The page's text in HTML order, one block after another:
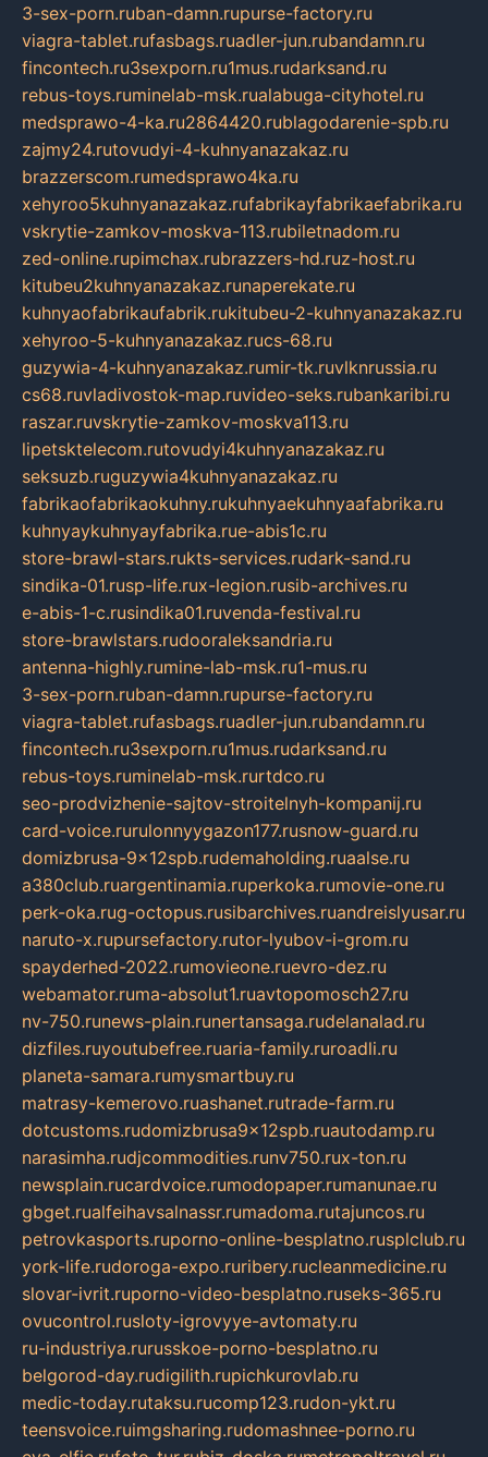
3-sex-porn.ruban-damn.rupurse-factory.ru
viagra-tablet.rufasbags.ruadler-jun.rubandamn.ru
fincontech.ru3sexporn.ru1mus.rudarksand.ru
rebus-toys.ruminelab-msk.rualabuga-cityhotel.ru
medsprawo-4-ka.ru2864420.rublagodarenie-spb.ru
zajmy24.rutovudyi-4-kuhnyanazakaz.ru
brazzerscom.rumedsprawo4ka.ru
xehyroo5kuhnyanazakaz.rufabrikayfabrikaefabrika.ru
vskrytie-zamkov-moskva-113.rubiletnadom.ru
zed-online.rupimchax.rubrazzers-hd.ruz-host.ru
kitubeu2kuhnyanazakaz.runaperekate.ru
kuhnyaofabrikaufabrik.rukitubeu-2-kuhnyanazakaz.ru
xehyroo-5-kuhnyanazakaz.rucs-68.ru
guzywia-4-kuhnyanazakaz.rumir-tk.ruvlknrussia.ru
cs68.ruvladivostok-map.ruvideo-seks.rubankaribi.ru
raszar.ruvskrytie-zamkov-moskva113.ru
lipetsktelecom.rutovudyi4kuhnyanazakaz.ru
seksuzb.ruguzywia4kuhnyanazakaz.ru
fabrikaofabrikaokuhny.rukuhnyaekuhnyaafabrika.ru
kuhnyaykuhnyayfabrika.rue-abis1c.ru
store-brawl-stars.rukts-services.rudark-sand.ru
sindika-01.rusp-life.rux-legion.rusib-archives.ru
e-abis-1-c.rusindika01.ruvenda-festival.ru
store-brawlstars.rudooraleksandria.ru
antenna-highly.rumine-lab-msk.ru1-mus.ru
3-sex-porn.ruban-damn.rupurse-factory.ru
viagra-tablet.rufasbags.ruadler-jun.rubandamn.ru
fincontech.ru3sexporn.ru1mus.rudarksand.ru
rebus-toys.ruminelab-msk.rurtdco.ru
seo-prodvizhenie-sajtov-stroitelnyh-kompanij.ru
card-voice.rurulonnyygazon177.rusnow-guard.ru
domizbrusa-9x12spb.rudemaholding.ruaalse.ru
a380club.ruargentinamia.ruperkoka.rumovie-one.ru
perk-oka.rug-octopus.rusibarchives.ruandreislyusar.ru
naruto-x.rupursefactory.rutor-lyubov-i-grom.ru
spayderhed-2022.rumovieone.ruevro-dez.ru
webamator.ruma-absolut1.ruavtopomosch27.ru
nv-750.runews-plain.runertansaga.rudelanalad.ru
dizfiles.ruyoutubefree.ruaria-family.ruroadli.ru
planeta-samara.rumysmartbuy.ru
matrasy-kemerovo.ruashanet.rutrade-farm.ru
dotcustoms.rudomizbrusa9x12spb.ruautodamp.ru
narasimha.rudjcommodities.runv750.rux-ton.ru
newsplain.rucardvoice.rumodopaper.rumanunae.ru
gbget.rualfeihavsalnassr.rumadoma.rutajuncos.ru
petrovkasports.ruporno-online-besplatno.rusplclub.ru
york-life.rudoroga-expo.ruribery.rucleanmedicine.ru
slovar-ivrit.ruporno-video-besplatno.ruseks-365.ru
ovucontrol.rusloty-igrovyye-avtomaty.ru
ru-industriya.rurusskoe-porno-besplatno.ru
belgorod-day.rudigilith.rupichkurovlab.ru
medic-today.rutaksu.rucomp123.rudon-ykt.ru
teensvoice.ruimgsharing.rudomashnee-porno.ru